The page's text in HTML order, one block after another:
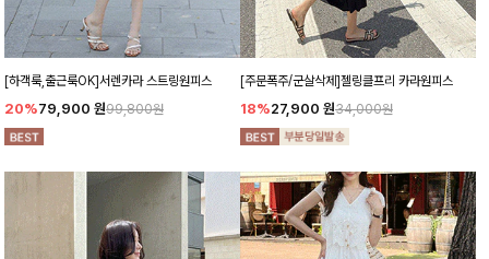
[하객룩,출근룩OK]서렌카라 스트링원피스
20%79,900 원99,800원
[주문폭주/군살삭제]젤링클프리 카라원피스
18%27,900 원34,000원